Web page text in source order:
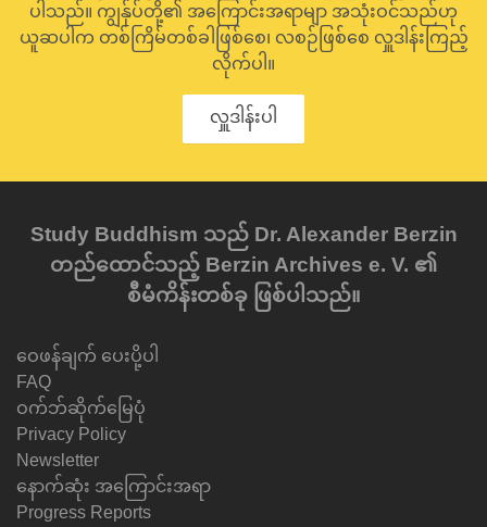
ပါသည်။ ကျွန်ုပ်တို့၏ အကြောင်းအရာမျာ အသုံးဝင်သည်ဟု
ယူဆပါက တစ်ကြိမ်တစ်ခါဖြစ်စေ၊ လစဉ်ဖြစ်စေ လှူဒါန်းကြည့်
လိုက်ပါ။
လှူဒါန်းပါ
Study Buddhism သည် Dr. Alexander Berzin
တည်ထောင်သည့် Berzin Archives e. V. ၏
စီမံကိန်းတစ်ခု ဖြစ်ပါသည်။
ဝေဖန်ချက် ပေးပို့ပါ
FAQ
ဝက်ဘ်ဆိုက်မြေပုံ
Privacy Policy
Newsletter
နောက်ဆုံး အကြောင်းအရာ
Progress Reports